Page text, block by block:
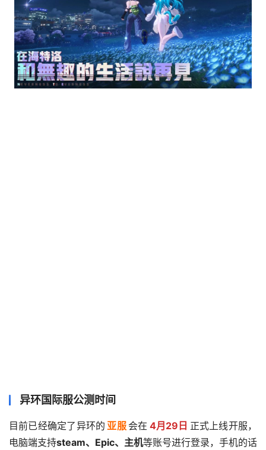
异环国际服公测时间
目前已经确定了异环的 亚服 会在 4月29日 正式上线开服，
电脑端支持steam、Epic、主机等账号进行登录，手机的话